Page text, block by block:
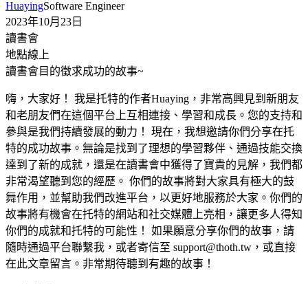
HuayingSoftware Engineer
2023年10月23日
讀書會
地點線上
讀書會目的徵求成功的故事~
嗨，大家好！ 我是托特的作者Huaying，非常高興見到新朋友
和老朋友們在這個平台上互相連接、學習和成長。您的支持和
參與是我們持續發展的動力！ 現在，我想邀請你們分享在托
特的成功故事。無論是找到了理想的學習夥伴、通過技能交換
達到了新的成就，還是在讀書會中獲得了寶貴的見解，我們都
非常渴望聽到您的經歷。 你們的故事將對大家具有極大的鼓
舞作用，並幫助我們改進平台，以更好地服務於大家。你們的
故事將有機會在托特的網站和社交媒體上亮相，讓更多人得知
你們的成就和托特的可能性！ 如果願意分享你們的故事，請
隨時通過平台聯繫我，或者寄信至 support@thoth.tw，或直接
在此文章留言。非常期待聽到有趣的故事！